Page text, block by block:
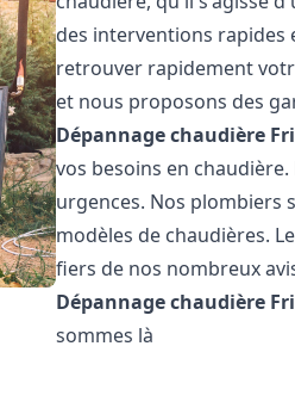
des interventions rapides
retrouver rapidement
et nous proposons des
Dépannage chaudière
vos besoins en
urgences. Nos plombiers
modèles de chaudières.
fiers de nos nombreux
Dépannage chaudière
sommes là